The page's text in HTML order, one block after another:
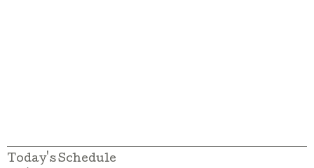
Today's Schedule